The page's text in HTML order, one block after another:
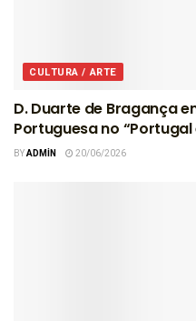
CULTURA / ARTE
D. Duarte de Bragança
Portuguesa no
BYADMIN 20/06/2026